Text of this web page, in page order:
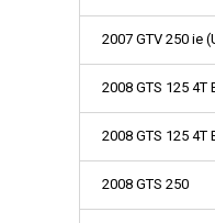
2007 GTV 250 ie
2008 GTS 125 4T
2008 GTS 125 4T
2008 GTS 250